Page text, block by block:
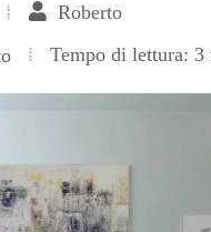
Roberto
Tempo di lettura: 3